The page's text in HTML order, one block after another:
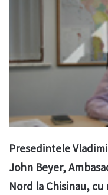
Presedintele
John Beyer,
Nord la Chisinau,